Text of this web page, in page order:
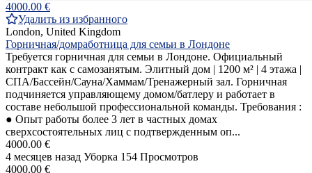
4000.00 €
Удалить из избранного
London, United Kingdom
Горничная/домработница для семьи в Лондоне
Требуется горничная для семьи в Лондоне. Официальный
контракт как с самозанятым. Элитный дом | 1200 м² | 4 этажа |
СПА/Бассейн/Сауна/Хаммам/Тренажерный зал. Горничная
подчиняется управляющему домом/батлеру и работает в
составе небольшой профессиональной команды. Требования :
● Опыт работы более 3 лет в частных домах
сверхсостоятельных лиц с подтвержденным оп...
4000.00 €
4 месяцев назад Уборка 154 Просмотров
4000.00 €